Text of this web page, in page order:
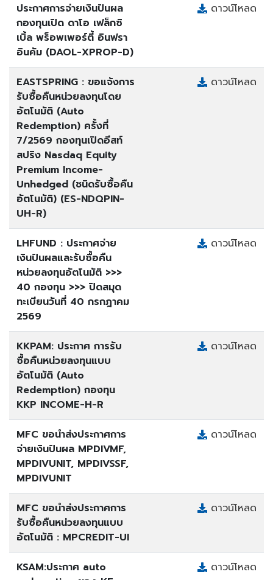
ประกาศการจ่ายเงินปันผล
กองทุนเปิด ดาโอ เฟล็กซิ
เบิ้ล พร็อพเพอร์ตี้ อินฟรา
อินคัม (DAOL-XPROP-D)
ดาวน์โหลด
EASTSPRING : ขอแจ้งการ
รับซื้อคืนหน่วยลงทุนโดย
อัตโนมัติ (Auto
Redemption) ครั้งที่
7/2569 กองทุนเปิดอีสท์
สปริง Nasdaq Equity
Premium Income-
Unhedged (ชนิดรับซื้อคืน
อัตโนมัติ) (ES-NDQPIN-
UH-R)
ดาวน์โหลด
LHFUND : ประกาศจ่าย
เงินปันผลและรับซื้อคืน
หน่วยลงทุนอัตโนมัติ >>>
40 กองทุน >>> ปิดสมุด
ทะเบียนวันที่ 40 กรกฎาคม
2569
ดาวน์โหลด
KKPAM: ประกาศ การรับ
ซื้อคืนหน่วยลงทุนแบบ
อัตโนมัติ (Auto
Redemption) กองทุน
KKP INCOME-H-R
ดาวน์โหลด
MFC ขอนำส่งประกาศการ
จ่ายเงินปันผล MPDIVMF,
MPDIVUNIT, MPDIVSSF,
MPDIVUNIT
ดาวน์โหลด
MFC ขอนำส่งประกาศการ
รับซื้อคืนหน่วยลงทุนแบบ
อัตโนมัติ : MPCREDIT-UI
ดาวน์โหลด
KSAM:ประกาศ auto
ดาวน์โหลด